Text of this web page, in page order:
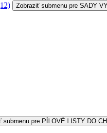
Zobraziť submenu pre SADY
submenu pre PÍLOVÉ LISTY DO